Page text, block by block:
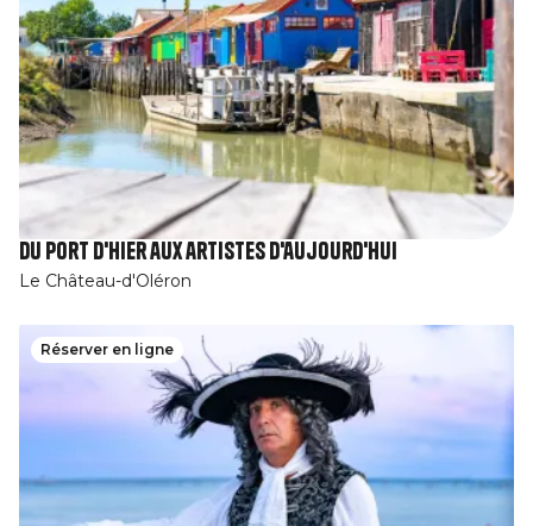
Du port d'hier aux artistes d'aujourd'hui
Le Château-d'Oléron
Réserver en ligne